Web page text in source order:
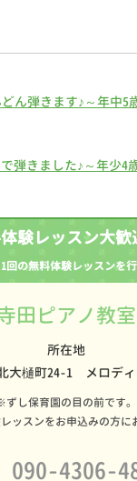
ん弾きます♪～年中5
弾きました♪～年少4
験レッスン大歓
回の無料体験レッスンを
田ピアノ教室
所在地
大樋町24-1 メロデ
し保育園の目の前です。
ッスンをお申込みの方に
090-4306-